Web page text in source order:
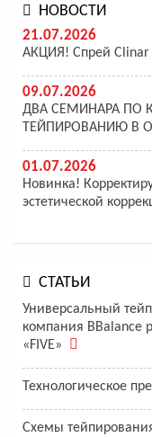
НОВОСТИ
21.07.2026
АКЦИЯ! Спрей Clinar
09.07.2026
ДВА СЕМИНАРА ПО
ТЕЙПИРОВАНИЮ В
01.07.2026
Новинка!
эстетической
СТАТЬИ
Универсальный
компания BBalance
«FIVE»
Технологическое
Схемы